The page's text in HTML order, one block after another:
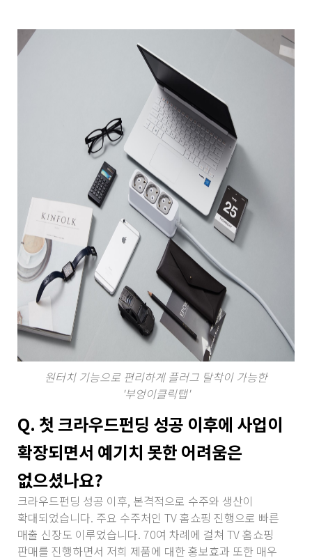
원터치 기능으로 편리하게 플러그 탈착이 가능한
'부엉이클릭탭'
Q. 첫 크라우드펀딩 성공 이후에 사업이
확장되면서 예기치 못한 어려움은
없으셨나요?
크라우드펀딩 성공 이후, 본격적으로 수주와 생산이
확대되었습니다. 주요 수주처인 TV 홈쇼핑 진행으로 빠른
매출 신장도 이루었습니다. 70여 차례에 걸쳐 TV 홈쇼핑
판매를 진행하면서 저희 제품에 대한 홍보효과 또한 매우